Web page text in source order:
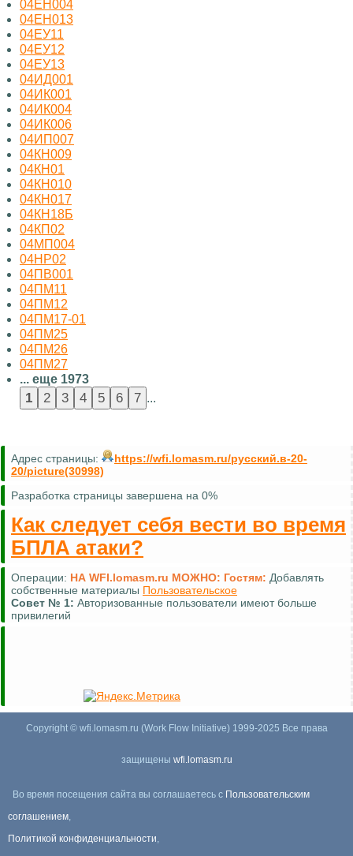
04ЕН004
04ЕН013
04ЕУ11
04ЕУ12
04ЕУ13
04ИД001
04ИК001
04ИК004
04ИК006
04ИП007
04КН009
04КН01
04КН010
04КН017
04КН18Б
04КП02
04МП004
04НР02
04ПВ001
04ПМ11
04ПМ12
04ПМ17-01
04ПМ25
04ПМ26
04ПМ27
... еще 1973
...
Адрес страницы:
https://wfi.lomasm.ru/русский.в-20-
20/picture(30998)
Разработка страницы завершена на 0%
Как следует себя вести во время
БПЛА атаки?
Операции: НА WFI.lomasm.ru МОЖНО: Гостям: Добавлять
собственные материалы Пользовательское
Совет № 1: Авторизованные пользователи имеют больше
привилегий
Copyright © wfi.lomasm.ru (Work Flow Initiative) 1999-2025 Все права
защищены wfi.lomasm.ru
Во время посещения сайта вы соглашаетесь с Пользовательским
соглашением
Политикой конфиденциальности